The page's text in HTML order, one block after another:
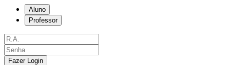
Aluno
Professor
Fazer Login